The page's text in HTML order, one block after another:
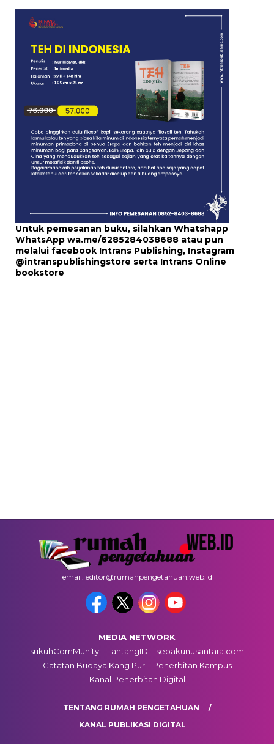
Untuk pemesanan buku, silahkan Whatshapp
WhatsApp wa.me/6285284038688 atau pun
melalui facebook Intrans Publishing, Instagram
@intranspublishingstore serta Intrans Online
bookstore
email: editor@rumahpengetahuan.web.id
MEDIA NETWORK
sukuhComMunity
LantangID
sepakunusantara.com
Catatan Budaya Kang Pur
Penerbitan Kampus
Kanal Penerbitan Digital
TENTANG RUMAH PENGETAHUAN
KANAL PUBLIKASI DIGITAL